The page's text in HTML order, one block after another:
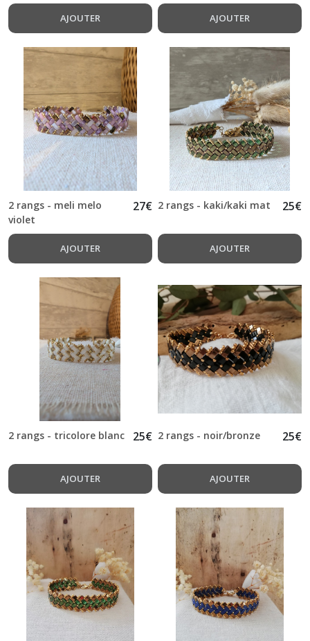
AJOUTER AJOUTER
2 rangs - meli melo
violet
27€
AJOUTER
2 rangs - kaki/kaki mat 25€
AJOUTER
2 rangs - tricolore blanc 25€
AJOUTER
2 rangs - noir/bronze 25€
AJOUTER